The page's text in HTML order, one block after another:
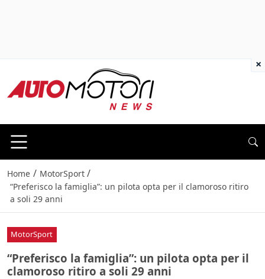
Home / MotorSport /
“Preferisco la famiglia”: un pilota opta per il clamoroso ritiro
a soli 29 anni
MotorSport
“Preferisco la famiglia”: un pilota opta per il
clamoroso ritiro a soli 29 anni
×